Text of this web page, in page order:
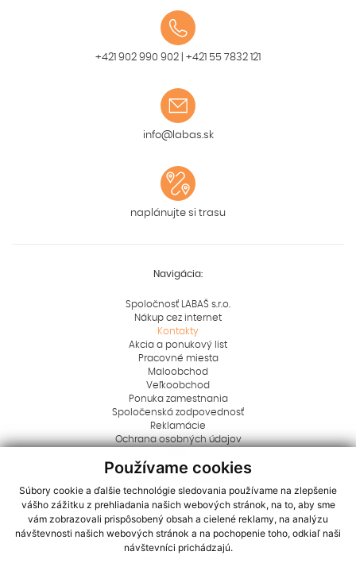
Používame cookies
Súbory cookie a ďalšie technológie sledovania používame na zlepšenie
vášho zážitku z prehliadania našich webových stránok, na to, aby sme
vám zobrazovali prispôsobený obsah a cielené reklamy, na analýzu
návštevnosti našich webových stránok a na pochopenie toho, odkiaľ naši
návštevníci prichádzajú.
+421 902 990 902 +421 55 7832 121
info@labas.sk
naplánujte si trasu
Navigácia:
Spoločnosť LABAŠ s.r.o.
Nákup cez internet
Kontakty
Akcia a ponukový list
Pracovné miesta
Maloobchod
Veľkoobchod
Ponuka zamestnania
Spoločenská zodpovednosť
Reklamácie
Ochrana osobných údajov
Rady a tipy
Aktuality
Logá na stiahnutie
Dôležité oznamy
Cookies